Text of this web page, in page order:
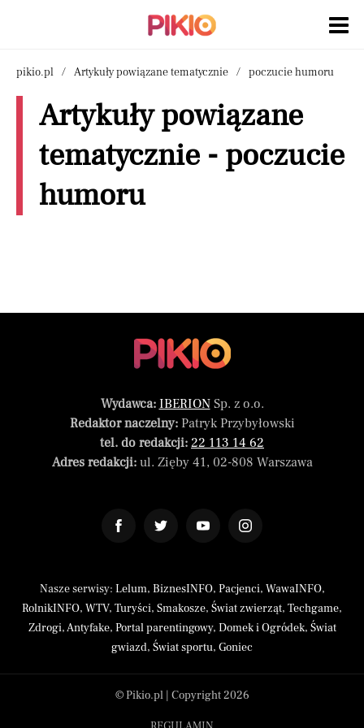
pikio.pl Artykuły powiązane tematycznie poczucie humoru
Artykuły powiązane
tematycznie - poczucie
humoru
Wydawca: IBERIONSp. z o.o.
Redaktor naczelny:Patryk Przybyłowski
tel. do redakcji: 22 113 14 62
Adres redakcji:ul. Zięby 41, 02-808 Warszawa
Nasze serwisy: Lelum, BiznesINFO, Pacjenci, WawaINFO,
RolnikINFO, WTV, Turyści, Smakosze, Świat zwierząt, Techgame,
Zdrogi,Antyfake, Portal parentingowy, Domek i Ogródek, Świat
gwiazd, Świat sportu, Goniec
© Pikio.pl | Copyright 2026